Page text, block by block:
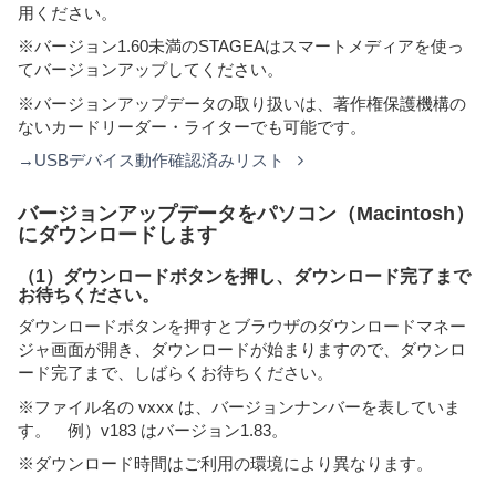
用ください。
※バージョン1.60未満のSTAGEAはスマートメディアを使っ
てバージョンアップしてください。
※バージョンアップデータの取り扱いは、著作権保護機構の
ないカードリーダー・ライターでも可能です。
→USBデバイス動作確認済みリスト
バージョンアップデータをパソコン（Macintosh）
にダウンロードします
（1）ダウンロードボタンを押し、ダウンロード完了まで
お待ちください。
ダウンロードボタンを押すとブラウザのダウンロードマネー
ジャ画面が開き、ダウンロードが始まりますので、ダウンロ
ード完了まで、しばらくお待ちください。
※ファイル名の vxxx は、バージョンナンバーを表していま
す。 例）v183 はバージョン1.83。
※ダウンロード時間はご利用の環境により異なります。